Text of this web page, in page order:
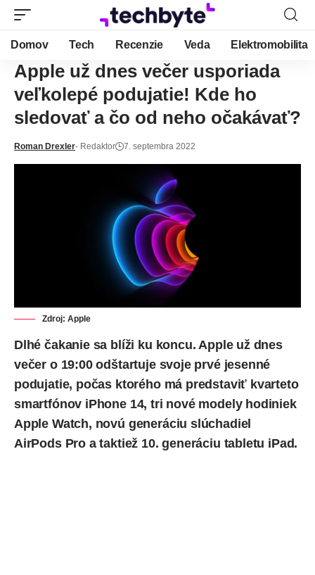
Domov Tech Recenzie Veda Elektromobilita
Apple už dnes večer usporiada
veľkolepé podujatie! Kde ho
sledovať a čo od neho očakávať?
Roman Drexler- Redaktor 7. septembra 2022
Zdroj: Apple
Dlhé čakanie sa blíži ku koncu. Apple už dnes
večer o 19:00 odštartuje svoje prvé jesenné
podujatie, počas ktorého má predstaviť kvarteto
smartfónov iPhone 14, tri nové modely hodiniek
Apple Watch, novú generáciu slúchadiel
AirPods Pro a taktiež 10. generáciu tabletu iPad.